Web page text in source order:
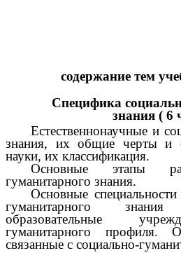
содержание тем
Специфика
знания ( 6
Естественнонаучные и
знания, их общие черты и
науки, их классификация.
Основные этапы
гуманитарного знания.
Основные
гуманитарного знания
образовательные
гуманитарного профиля.
связанные с социально-